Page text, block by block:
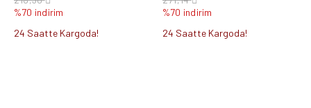
%70 indirim
24 Saatte Kargoda!
%70 indirim
24 Saatte Kargoda!